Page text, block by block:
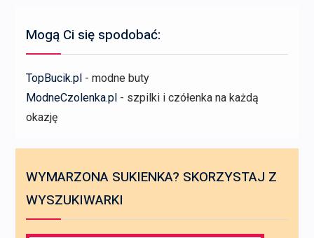
Mogą Ci się spodobać:
TopBucik.pl - modne buty
ModneCzolenka.pl - szpilki i czółenka na każdą
okazję
WYMARZONA SUKIENKA? SKORZYSTAJ Z
WYSZUKIWARKI